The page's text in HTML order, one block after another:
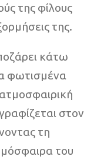
της φίλους
της.
κάτω
φωτισμένα
στον
τη
του